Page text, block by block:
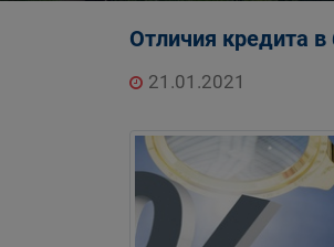
Отличия кредита
21.01.2021